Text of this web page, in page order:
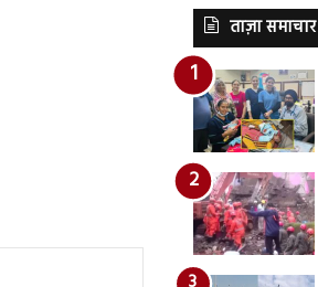
ताज़ा समाचार